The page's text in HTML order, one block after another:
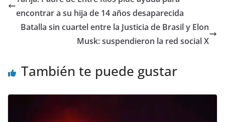
encontrar a su hija de 14 años desaparecida
Batalla sin cuartel entre la Justicia de Brasil y Elon
Musk: suspendieron la red social X
También te puede gustar